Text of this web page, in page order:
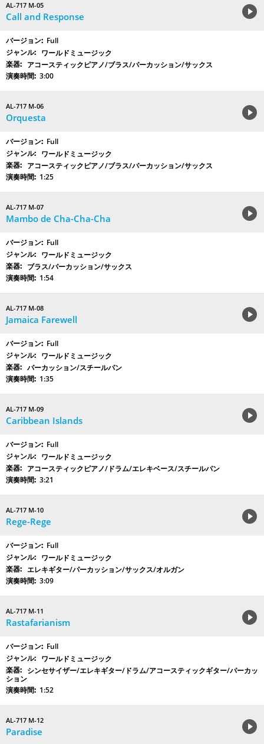
AL-717 M-05
Call and Response
Full
ワールドミュージック
アコースティックピアノ/ブラス/パーカッション/サックス
3:00
AL-717 M-06
Orquesta
Full
ワールドミュージック
アコースティックピアノ/ブラス/パーカッション/サックス
1:25
AL-717 M-07
Mambo de Cha-Cha-Cha
Full
ワールドミュージック
ブラス/パーカッション/サックス
1:54
AL-717 M-08
Jamaica Farewell
Full
ワールドミュージック
パーカッション/スチールパン
1:35
AL-717 M-09
Caribbean Islands
Full
ワールドミュージック
アコースティックピアノ/ドラム/エレキベース/スチールパン
3:21
AL-717 M-10
Rege-Rege
Full
ワールドミュージック
エレキギター/パーカッション/サックス/オルガン
3:09
AL-717 M-11
Rastafarianism
Full
ワールドミュージック
シンセサイザー/エレキギター/ドラム/アコースティックギター/パーカッ
ション
1:52
AL-717 M-12
Paradise